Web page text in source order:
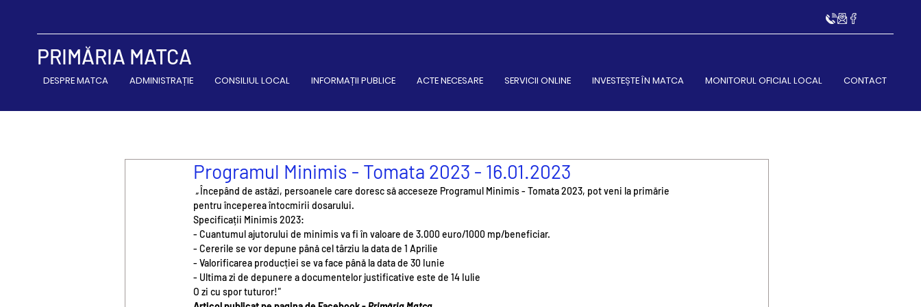
PRIMĂRIA MATCA
DESPRE MATCA ADMINISTRAȚIE CONSILIUL LOCAL INFORMAȚII PUBLICE ACTE NECESARE SERVICII ONLINE INVESTEȘTE ÎN MATCA MONITORUL OFICIAL LOCAL CONTACT
Programul Minimis - Tomata 2023 - 16.01.2023
„ Începând de astăzi, persoanele care doresc să acceseze Programul Minimis - Tomata 2023, pot veni la primărie
pentru începerea întocmirii dosarului.
Specificații Minimis 2023:
- Cuantumul ajutorului de minimis va fi în valoare de 3.000 euro/1000 mp/beneficiar.
- Cererile se vor depune până cel târziu la data de 1 Aprilie
- Valorificarea producției se va face până la data de 30 Iunie
- Ultima zi de depunere a documentelor justificative este de 14 Iulie
O zi cu spor tuturor!"